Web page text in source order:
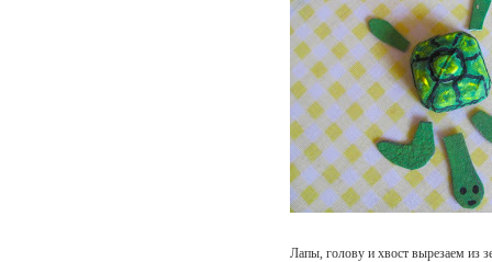
Лапы, голову и хвост вырезаем из